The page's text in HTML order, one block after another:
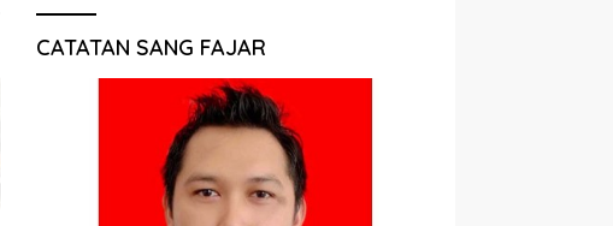
CATATAN SANG FAJAR